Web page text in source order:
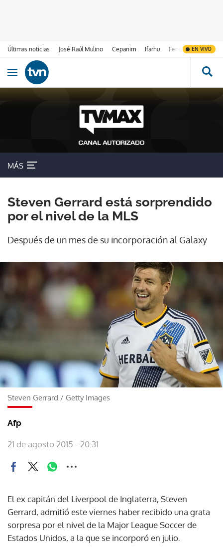
Últimas noticias José Raúl Mulino Cepanim Ifarhu Fenómeno de El
EN VIVO
Ir al contenido
Obrir navegació
MÁS
Steven Gerrard está sorprendido
por el nivel de la MLS
Después de un mes de su incorporación al Galaxy
Steven Gerrard / Getty Images
Afp
21 de agosto 2015 - 20:31
El ex capitán del Liverpool de Inglaterra, Steven
Gerrard, admitió este viernes haber recibido una grata
sorpresa por el nivel de la Major League Soccer de
Estados Unidos, a la que se incorporó en julio.